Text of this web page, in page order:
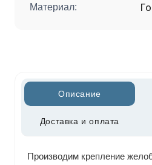
Материал:
Описание
Доставка и оплата
Производим крепление